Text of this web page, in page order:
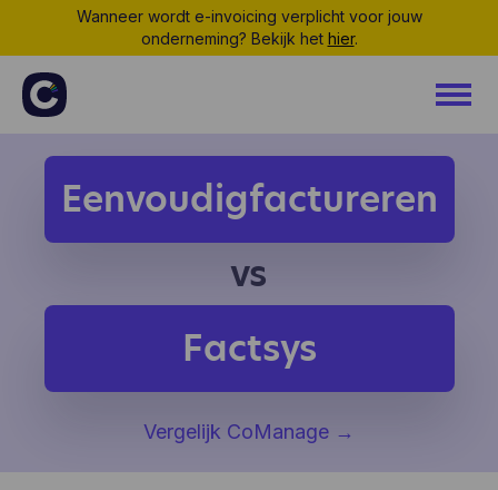
Wanneer wordt e-invoicing verplicht voor jouw
onderneming? Bekijk het hier.
Eenvoudigfactureren
vs
Factsys
Vergelijk CoManage →